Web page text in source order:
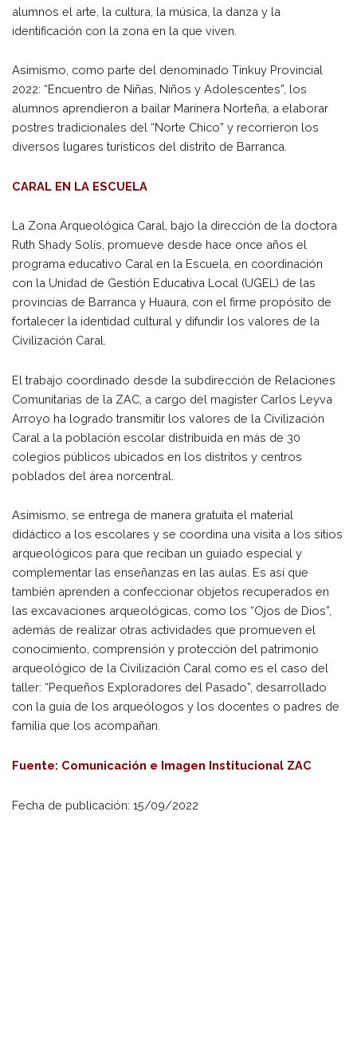
alumnos el arte, la cultura, la música, la danza y la
identificación con la zona en la que viven.
Asimismo, como parte del denominado Tinkuy Provincial
2022: “Encuentro de Niñas, Niños y Adolescentes”, los
alumnos aprendieron a bailar Marinera Norteña, a elaborar
postres tradicionales del “Norte Chico” y recorrieron los
diversos lugares turísticos del distrito de Barranca.
CARAL EN LA ESCUELA
La Zona Arqueológica Caral, bajo la dirección de la doctora
Ruth Shady Solís, promueve desde hace once años el
programa educativo Caral en la Escuela, en coordinación
con la Unidad de Gestión Educativa Local (UGEL) de las
provincias de Barranca y Huaura, con el firme propósito de
fortalecer la identidad cultural y difundir los valores de la
Civilización Caral.
El trabajo coordinado desde la subdirección de Relaciones
Comunitarias de la ZAC, a cargo del magíster Carlos Leyva
Arroyo ha logrado transmitir los valores de la Civilización
Caral a la población escolar distribuida en más de 30
colegios públicos ubicados en los distritos y centros
poblados del área norcentral.
Asimismo, se entrega de manera gratuita el material
didáctico a los escolares y se coordina una visita a los sitios
arqueológicos para que reciban un guiado especial y
complementar las enseñanzas en las aulas. Es así que
también aprenden a confeccionar objetos recuperados en
las excavaciones arqueológicas, como los “Ojos de Dios”,
además de realizar otras actividades que promueven el
conocimiento, comprensión y protección del patrimonio
arqueológico de la Civilización Caral como es el caso del
taller: “Pequeños Exploradores del Pasado”, desarrollado
con la guía de los arqueólogos y los docentes o padres de
familia que los acompañan.
Fuente: Comunicación e Imagen Institucional ZAC
Fecha de publicación: 15/09/2022